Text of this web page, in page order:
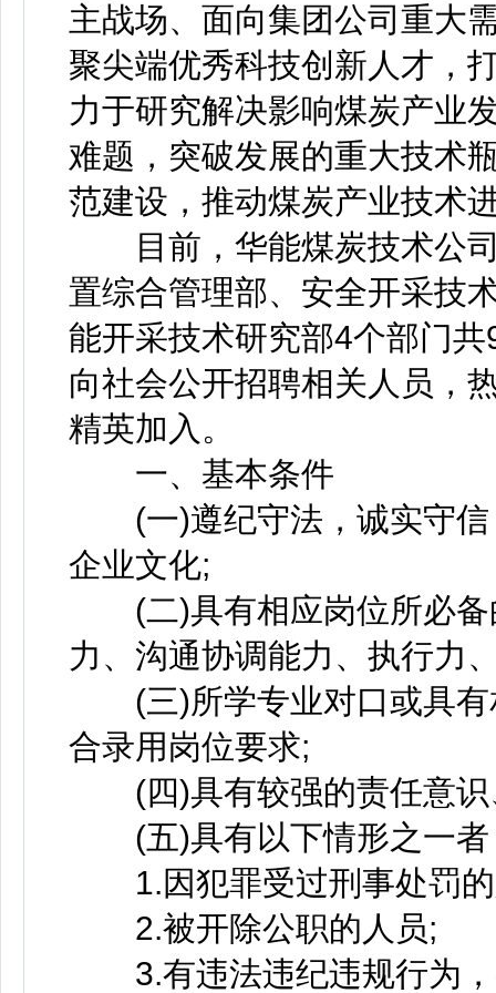
主战场、面向集团公司重大
聚尖端优秀科技创新人才，
力于研究解决影响煤炭产业
难题，突破发展的重大技术
范建设，推动煤炭产业技术
目前，华能煤炭技术公司
置综合管理部、安全开采技
能开采技术研究部4个部门
向社会公开招聘相关人员，
精英加入。
一、基本条件
(一)遵纪守法，诚实守信
企业文化;
(二)具有相应岗位所必备
力、沟通协调能力、执行力
(三)所学专业对口或具有
合录用岗位要求;
(四)具有较强的责任意识
(五)具有以下情形之一者
1.因犯罪受过刑事处罚的
2.被开除公职的人员;
3.有违法违纪违规行为，